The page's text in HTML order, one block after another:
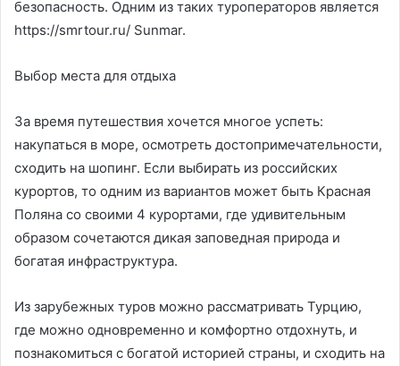
безопасность. Одним из таких туроператоров является
https://smrtour.ru/ Sunmar.
Выбор места для отдыха
За время путешествия хочется многое успеть:
накупаться в море, осмотреть достопримечательности,
сходить на шопинг. Если выбирать из российских
курортов, то одним из вариантов может быть Красная
Поляна со своими 4 курортами, где удивительным
образом сочетаются дикая заповедная природа и
богатая инфраструктура.
Из зарубежных туров можно рассматривать Турцию,
где можно одновременно и комфортно отдохнуть, и
познакомиться с богатой историей страны, и сходить на